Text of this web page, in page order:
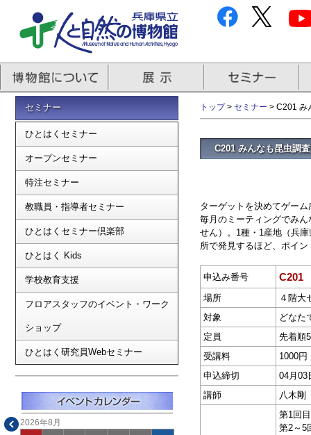
セミナー
ひとはくセミナー
オープンセミナー
特注セミナー
教職員・指導者セミナー
ひとはくセミナー倶楽部
ひとはく Kids
学校教育支援
フロアスタッフのイベント・ワーク
ショップ
ひとはく研究員Webセミナー
2026年8月
トップ> セミナー > C201 み
C201 みんなも昆虫調
ターゲットを決めてゲー
毎月のミーティングでみ
せん）。1種・1産地（兵
所で発見するほど、ポイ
申込み番号 C201
場所
４階大
対象
どなた
定員
先着順
受講料
1000円
申込締切
04月03
講師
八木剛
第1回
第2～5